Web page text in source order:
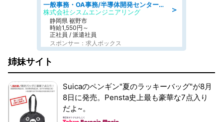
＞
一般事務・OA事務/半導体開発センター内で事務&軽作業スタッフ、募集
株式会社シスムエンジニアリング
静岡県 裾野市
時給1,550円～
正社員 / 派遣社員
スポンサー：求人ボックス
姉妹サイト
Suicaのペンギン"夏のラッキーバッグ"が8月
8日に発売。Pensta史上最も豪華な7点入り
だよ~。